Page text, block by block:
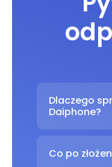
Dlaczego
Daiphone?
Co po